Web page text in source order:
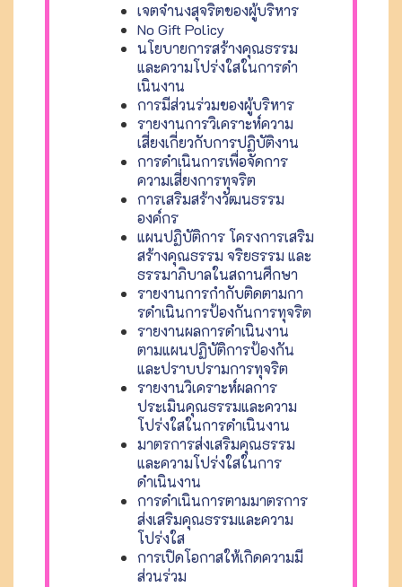
เจตจำนงสุจริตของผู้บริหาร
No Gift Policy
นโยบายการสร้างคุณธรรม
และความโปร่งใสในการดํา
เนินงาน
การมีส่วนร่วมของผู้บริหาร
รายงานการวิเคราะห์ความ
เสี่ยงเกี่ยวกับการปฏิบัติงาน
การดำเนินการเพื่อจัดการ
ความเสี่ยงการทุจริต
การเสริมสร้างวัฒนธรรม
องค์กร
แผนปฏิบัติการ โครงการเสริม
สร้างคุณธรรม จริยธรรม และ
ธรรมาภิบาลในสถานศึกษา
รายงานการกํากับติดตามกา
รดําเนินการป้องกันการทุจริต
รายงานผลการดําเนินงาน
ตามแผนปฏิบัติการป้องกัน
และปราบปรามการทุจริต
รายงานวิเคราะห์ผลการ
ประเมินคุณธรรมและความ
โปร่งใสในการดําเนินงาน
มาตรการส่งเสริมคุณธรรม
และความโปร่งใสในการ
ดำเนินงาน
การดำเนินการตามมาตรการ
ส่งเสริมคุณธรรมและความ
โปร่งใส
การเปิดโอกาสให้เกิดความมี
ส่วนร่วม